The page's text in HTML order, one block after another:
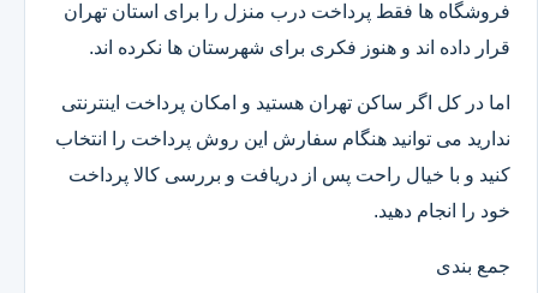
فروشگاه ها فقط پرداخت درب منزل را برای استان تهران
قرار داده اند و هنوز فکری برای شهرستان ها نکرده اند.
اما در کل اگر ساکن تهران هستید و امکان پرداخت اینترنتی
ندارید می توانید هنگام سفارش این روش پرداخت را انتخاب
کنید و با خیال راحت پس از دریافت و بررسی کالا پرداخت
خود را انجام دهید.
جمع بندی